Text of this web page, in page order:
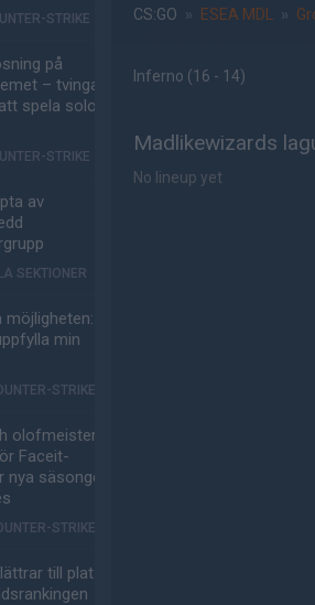
STRIKE
på
– tvinga
spela solo-
STRIKE
av
SEKTIONER
möjligheten:
min
STRIKE
olofmeister
Faceit-
nya säsongen
STRIKE
till plats
CS:GO » ESEA MDL »
Inferno (16 - 14)
Madlikewizards
No lineup yet